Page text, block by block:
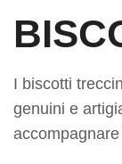
I biscotti
genuini e